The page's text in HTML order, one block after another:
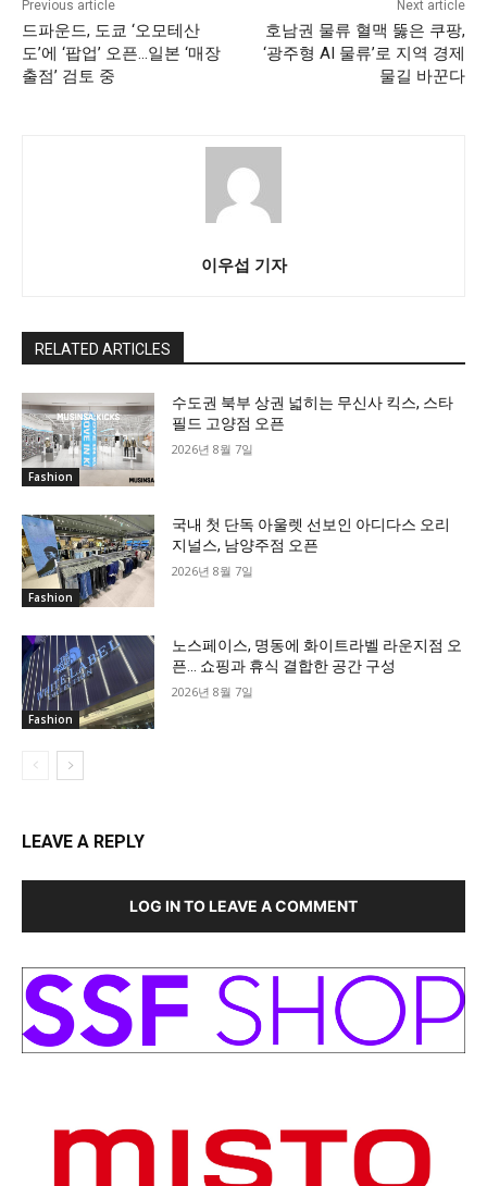
Previous article
드파운드, 도쿄 ‘오모테산
도’에 ‘팝업’ 오픈…일본 ‘매장
출점’ 검토 중
Next article
호남권 물류 혈맥 뚫은 쿠팡,
‘광주형 AI 물류’로 지역 경제
물길 바꾼다
이우섭 기자
RELATED ARTICLES
Fashion
수도권 북부 상권 넓히는 무신사 킥스, 스타
필드 고양점 오픈
2026년 8월 7일
Fashion
국내 첫 단독 아울렛 선보인 아디다스 오리
지널스, 남양주점 오픈
2026년 8월 7일
Fashion
노스페이스, 명동에 화이트라벨 라운지점 오
픈… 쇼핑과 휴식 결합한 공간 구성
2026년 8월 7일
LEAVE A REPLY
LOG IN TO LEAVE A COMMENT